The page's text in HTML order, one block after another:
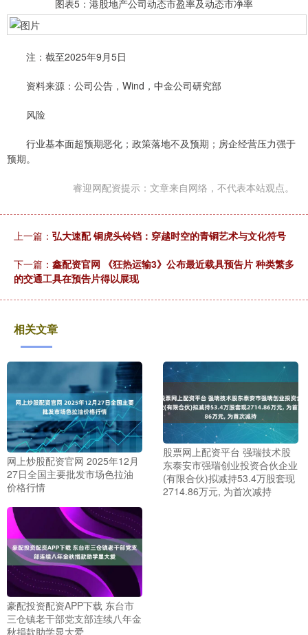
图表5：港股地产公司动态市盈率及动态市净率
注：截至2025年9月5日
资料来源：公司公告，Wind，中金公司研究部
风险
行业基本面超预期恶化；政策落地不及预期；房企经营压力强于
预期。
睿迎网配资提示：文章来自网络，不代表本站观点。
上一篇： 弘大速配 铜虎头铃铛：穿越时空的青铜艺术与文化符号
下一篇： 鑫配资官网 《狂热运输3》公布最近载具预告片 种类繁多
的交通工具在预告片得以展现
相关文章
网上炒股配资官网 2025年12月
27日全国主要批发市场色拉油
价格行情
股票网上配资平台 强瑞技术股
东泰安市强瑞创业投资合伙企业
(有限合伙)拟减持53.4万股套现
2714.86万元, 为首次减持
豪配投资配资APP下载 东台市
三仓镇老干部党支部连续八年金
秋捐款助学显大爱